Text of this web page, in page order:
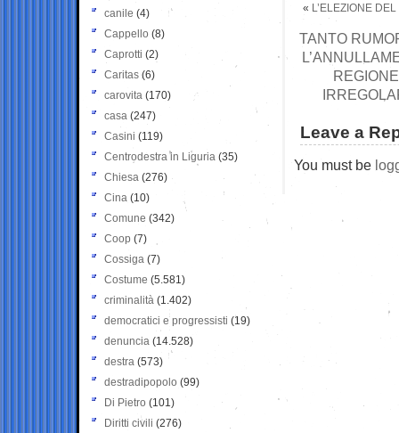
« L’ELEZIONE
TANTO
Leave a
You must be
canile (4)
Cappello (8)
Caprotti (2)
Caritas (6)
carovita (170)
casa (247)
Casini (119)
Centrodestra in Liguria (35)
Chiesa (276)
Cina (10)
Comune (342)
Coop (7)
Cossiga (7)
Costume (5.581)
criminalità (1.402)
democratici e progressisti (19)
denuncia (14.528)
destra (573)
destradipopolo (99)
Di Pietro (101)
Diritti civili (276)